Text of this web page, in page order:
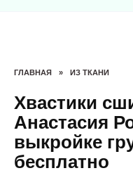
ГЛАВНАЯ » ИЗ ТКАНИ
Хвастики
Анастасия
выкройке
бесплатно